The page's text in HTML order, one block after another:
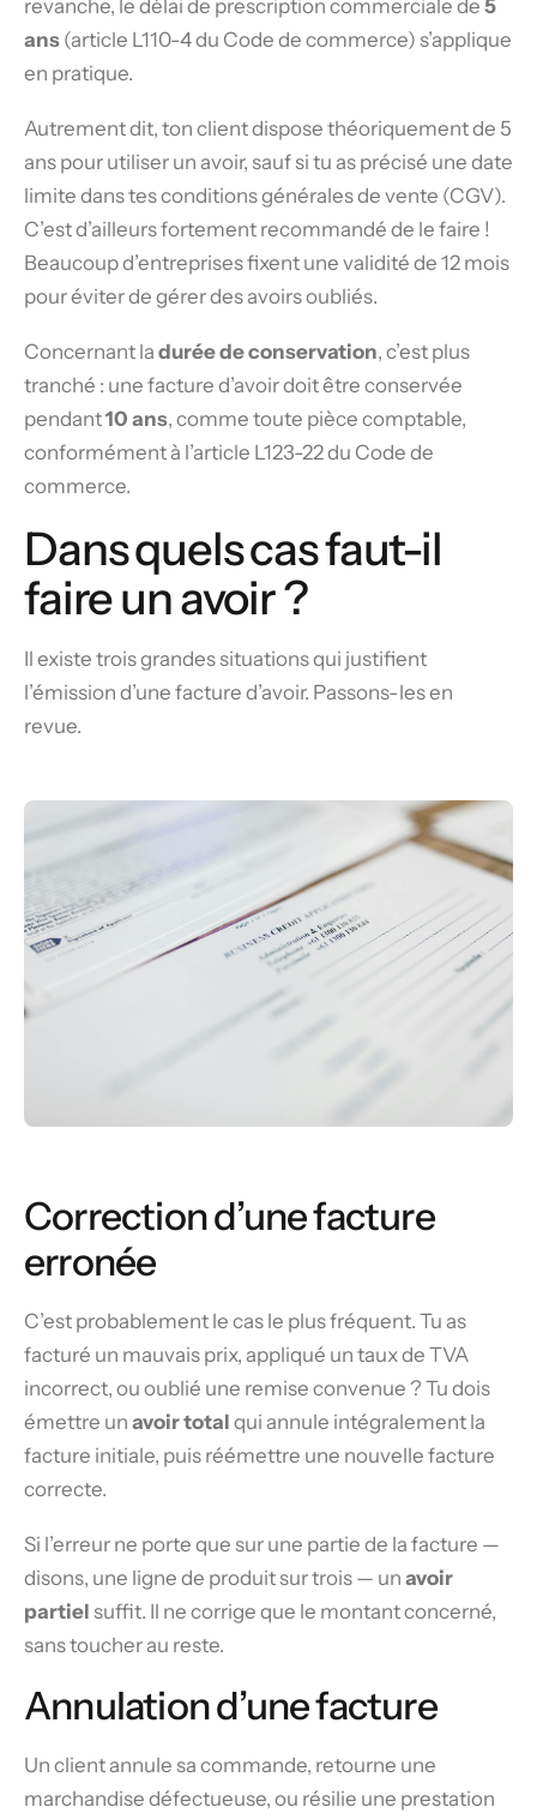
revanche, le délai de prescription commerciale de 5
ans (article L110-4 du Code de commerce) s’applique
en pratique.
Autrement dit, ton client dispose théoriquement de 5
ans pour utiliser un avoir, sauf si tu as précisé une date
limite dans tes conditions générales de vente (CGV).
C’est d’ailleurs fortement recommandé de le faire !
Beaucoup d’entreprises fixent une validité de 12 mois
pour éviter de gérer des avoirs oubliés.
Concernant la durée de conservation, c’est plus
tranché : une facture d’avoir doit être conservée
pendant10 ans, comme toute pièce comptable,
conformément à l’article L123-22 du Code de
commerce.
Dans quels cas faut-il
faire un avoir ?
Il existe trois grandes situations qui justifient
l’émission d’une facture d’avoir. Passons-les en
revue.
Correction d’une facture
erronée
C’est probablement le cas le plus fréquent. Tu as
facturé un mauvais prix, appliqué un taux de TVA
incorrect, ou oublié une remise convenue ? Tu dois
émettre un avoir total qui annule intégralement la
facture initiale, puis réémettre une nouvelle facture
correcte.
Si l’erreur ne porte que sur une partie de la facture —
disons, une ligne de produit sur trois — un avoir
partiel suffit. Il ne corrige que le montant concerné,
sans toucher au reste.
Annulation d’une facture
Un client annule sa commande, retourne une
marchandise défectueuse, ou résilie une prestation